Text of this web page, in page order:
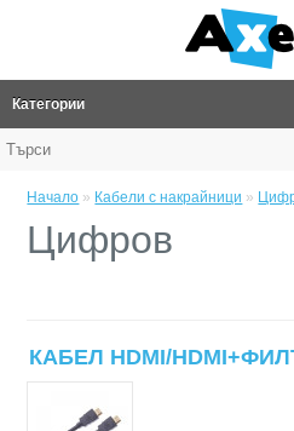
Категории
Начало » Кабели с накрайници »
Цифров
КАБЕЛ HDMI/